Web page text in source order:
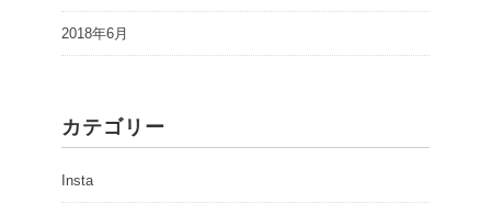
2018年6月
カテゴリー
Insta